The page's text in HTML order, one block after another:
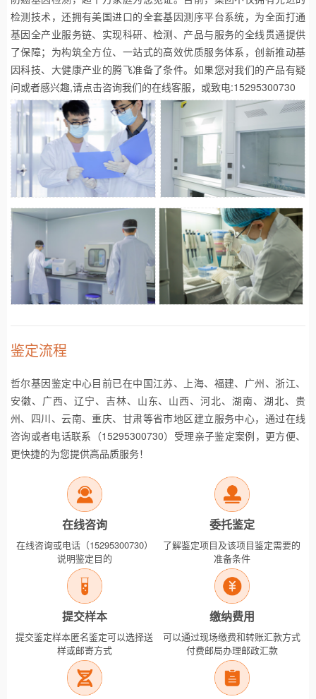
检测技术，还拥有美国进口的全套基因测序平台系统，为全面打通
基因全产业服务链、实现科研、检测、产品与服务的全线贯通提供
了保障；为构筑全方位、一站式的高效优质服务体系，创新推动基
因科技、大健康产业的腾飞准备了条件。如果您对我们的产品有疑
问或者感兴趣,请点击咨询我们的在线客服，或致电:15295300730
鉴定流程
哲尔基因鉴定中心目前已在中国江苏、上海、福建、广州、浙江、
安徽、广西、辽宁、吉林、山东、山西、河北、湖南、湖北、贵
州、四川、云南、重庆、甘肃等省市地区建立服务中心，通过在线
咨询或者电话联系（15295300730）受理亲子鉴定案例，更方便、
更快捷的为您提供高品质服务！
在线咨询
在线咨询或电话（15295300730）
说明鉴定目的
委托鉴定
了解鉴定项目及该项目鉴定需要的
准备条件
提交样本
提交鉴定样本匿名鉴定可以选择送
样或邮寄方式
缴纳费用
可以通过现场缴费和转账汇款方式
付费邮局办理邮政汇款